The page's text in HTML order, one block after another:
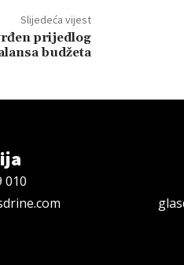
Slijedeća vijest
prijedlog
budžeta
010